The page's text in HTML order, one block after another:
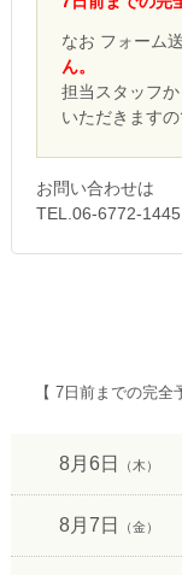
なお フォーム
ん。
担当スタッフ
いただきますの
お問い合わせは
TEL.06-6772-1445
【 7日前までの完全
8月6日 （木）
8月7日 （金）